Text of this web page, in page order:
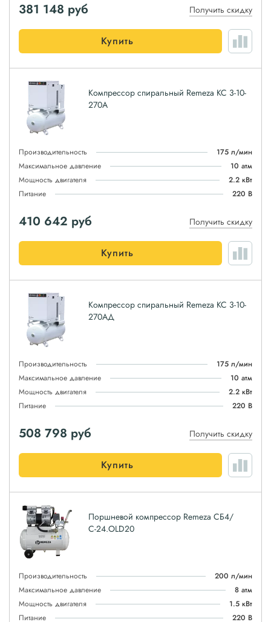
381 148 руб Получить скидку
Купить
Компрессор спиральный Remeza КС 3-10-
270А
Производительность
175 л/мин
Максимальное давление
10 атм
Мощность двигателя
2.2 кВт
Питание
220 В
410 642 руб Получить скидку
Купить
Компрессор спиральный Remeza КС 3-10-
270АД
Производительность
175 л/мин
Максимальное давление
10 атм
Мощность двигателя
2.2 кВт
Питание
220 В
508 798 руб Получить скидку
Купить
Поршневой компрессор Remeza СБ4/
С-24.OLD20
Производительность
200 л/мин
Максимальное давление
8 атм
Мощность двигателя
1.5 кВт
Питание
220 В